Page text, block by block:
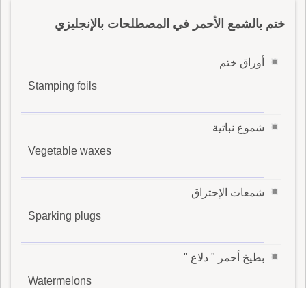
ختم بالشمع الأحمر في المصطلحات بالإنجليزي
أوراق ختم
Stamping foils
شموع نباتية
Vegetable waxes
شمعات الإحتراق
Sparking plugs
بطيخ أحمر " دلاع "
Watermelons